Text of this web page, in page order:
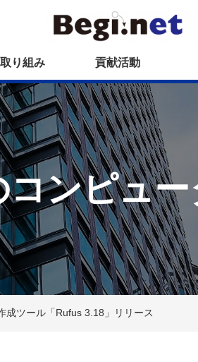
り組み 貢献活動
ンピュ
成ツール「Rufus 3.18」リリース